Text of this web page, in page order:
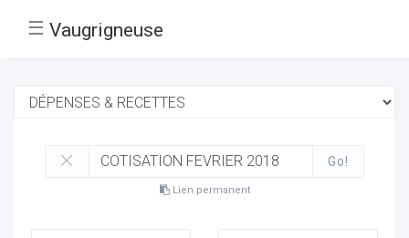
☰ Vaugrigneuse
Go!
Lien permanent